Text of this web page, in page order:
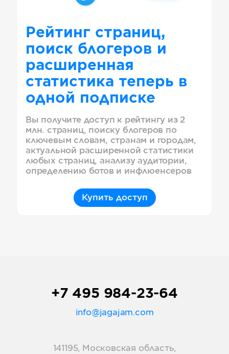
Рейтинг страниц,
поиск блогеров и
расширенная
статистика теперь в
одной подписке
Вы получите доступ к рейтингу из 2
млн. страниц, поиску блогеров по
ключевым словам, странам и городам,
актуальной расширенной статистики
любых страниц, анализу аудитории,
определению ботов и инфлюенсеров
Купить доступ
+7 495 984-23-64
info@jagajam.com
141195, Московская область,